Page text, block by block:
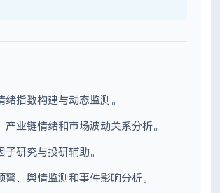
绪指数构建与动态监测。
产业链情绪和市场波动关系分析。
子研究与投研辅助。
警、舆情监测和事件影响分析。